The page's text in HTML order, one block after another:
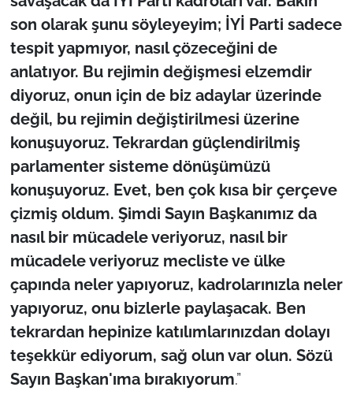
son olarak şunu söyleyeyim; İYİ Parti sadece
tespit yapmıyor, nasıl çözeceğini de
anlatıyor. Bu rejimin değişmesi elzemdir
diyoruz, onun için de biz adaylar üzerinde
değil, bu rejimin değiştirilmesi üzerine
konuşuyoruz. Tekrardan güçlendirilmiş
parlamenter sisteme dönüşümüzü
konuşuyoruz. Evet, ben çok kısa bir çerçeve
çizmiş oldum. Şimdi Sayın Başkanımız da
nasıl bir mücadele veriyoruz, nasıl bir
mücadele veriyoruz mecliste ve ülke
çapında neler yapıyoruz, kadrolarınızla neler
yapıyoruz, onu bizlerle paylaşacak. Ben
tekrardan hepinize katılımlarınızdan dolayı
teşekkür ediyorum, sağ olun var olun. Sözü
Sayın Başkan'ıma bırakıyorum.”